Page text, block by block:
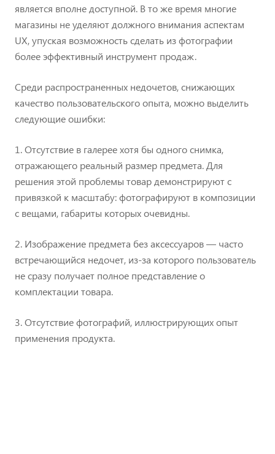
является вполне доступной. В то же время многие
магазины не уделяют должного внимания аспектам
UX, упуская возможность сделать из фотографии
более эффективный инструмент продаж.
Среди распространенных недочетов, снижающих
качество пользовательского опыта, можно выделить
следующие ошибки:
1. Отсутствие в галерее хотя бы одного снимка,
отражающего реальный размер предмета. Для
решения этой проблемы товар демонстрируют с
привязкой к масштабу: фотографируют в композиции
с вещами, габариты которых очевидны.
2. Изображение предмета без аксессуаров — часто
встречающийся недочет, из-за которого пользователь
не сразу получает полное представление о
комплектации товара.
3. Отсутствие фотографий, иллюстрирующих опыт
применения продукта.